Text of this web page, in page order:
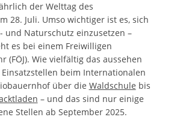
der Welttag des
28. Juli. Umso wichtiger ist es, sich
und Naturschutz einzusetzen –
es bei einem Freiwilligen
(FÖJ). Wie vielfältig das aussehen
Einsatzstellen beim Internationalen
über die Waldschule bis
– und das sind nur einige
Stellen ab September 2025.